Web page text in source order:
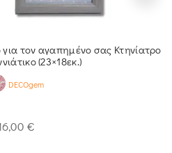
τον αγαπημένο σας Κτηνίατρο
(23×18εκ.)
DECOgem
€